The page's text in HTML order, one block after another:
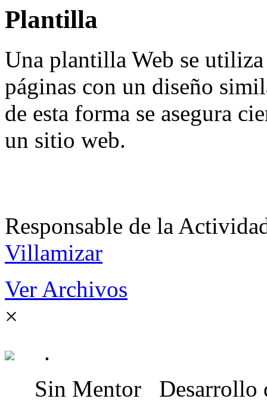
Plantilla
Una plantilla Web se
páginas con un diseño
de esta forma se asegura
un sitio web.
Responsable de la
Villamizar
Ver Archivos
×
.
Sin Mentor Desarrollo